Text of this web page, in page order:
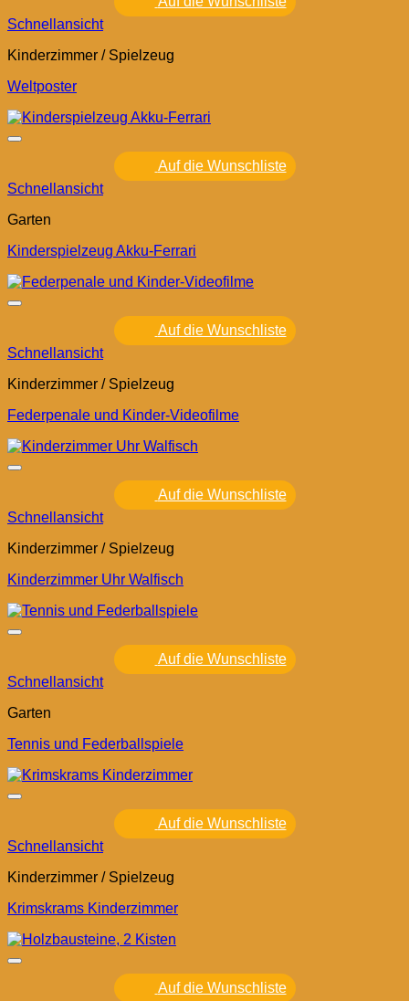
Schnellansicht
Kinderzimmer / Spielzeug
Weltposter
Auf die Wunschliste
Schnellansicht
Garten
Kinderspielzeug Akku-Ferrari
Auf die Wunschliste
Schnellansicht
Kinderzimmer / Spielzeug
Federpenale und Kinder-Videofilme
Auf die Wunschliste
Schnellansicht
Kinderzimmer / Spielzeug
Kinderzimmer Uhr Walfisch
Auf die Wunschliste
Schnellansicht
Garten
Tennis und Federballspiele
Auf die Wunschliste
Schnellansicht
Kinderzimmer / Spielzeug
Krimskrams Kinderzimmer
Auf die Wunschliste